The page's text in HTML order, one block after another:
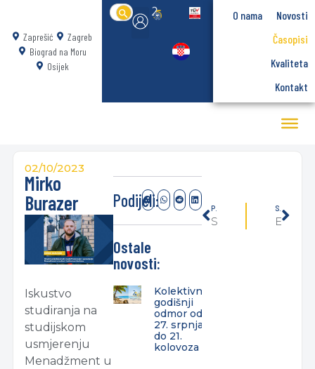
Zaprešić
Zagreb
Biograd na Moru
Osijek
Search
for:
O nama
Novosti
Časopisi
Kvaliteta
Kontakt
02/10/2023
Mirko
Burazer
Iskustvo
studiranja na
studijskom
usmjerenju
Menadžment u
Podijeli:
Ostale
novosti:
Kolektivni
godišnji
odmor od
27. srpnja
do 21.
kolovoza
PRETHODNO SLIJEDEĆE
Ema Jagarinec